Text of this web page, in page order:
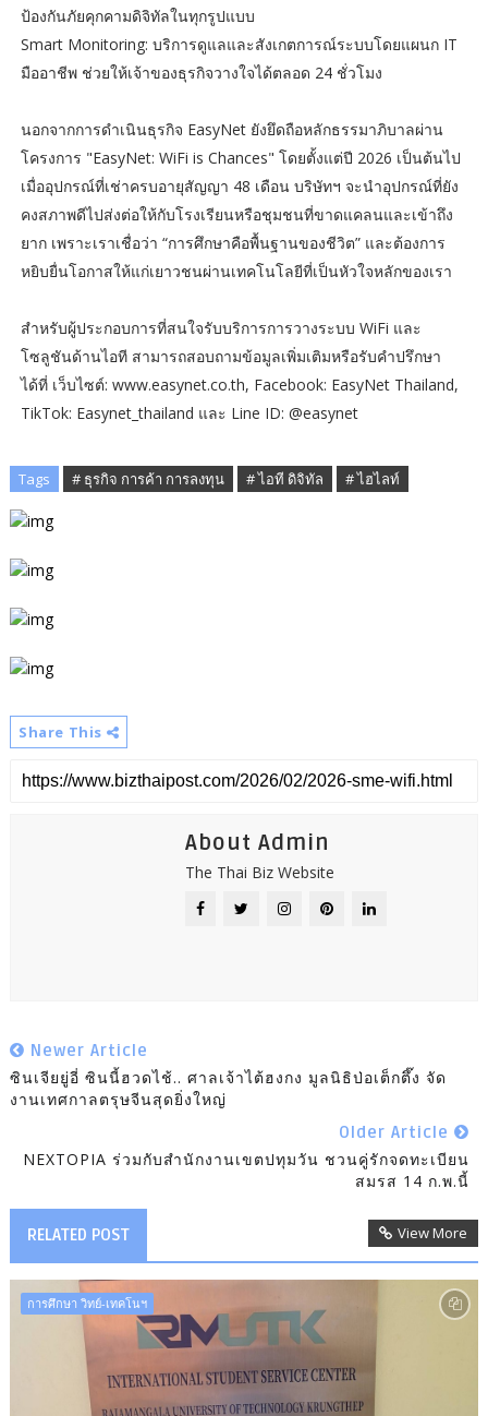
ป้องกันภัยคุกคามดิจิทัลในทุกรูปแบบ
Smart Monitoring: บริการดูแลและสังเกตการณ์ระบบโดยแผนก IT
มืออาชีพ ช่วยให้เจ้าของธุรกิจวางใจได้ตลอด 24 ชั่วโมง
นอกจากการดำเนินธุรกิจ EasyNet ยังยึดถือหลักธรรมาภิบาลผ่าน
โครงการ "EasyNet: WiFi is Chances" โดยตั้งแต่ปี 2026 เป็นต้นไป
เมื่ออุปกรณ์ที่เช่าครบอายุสัญญา 48 เดือน บริษัทฯ จะนำอุปกรณ์ที่ยัง
คงสภาพดีไปส่งต่อให้กับโรงเรียนหรือชุมชนที่ขาดแคลนและเข้าถึง
ยาก เพราะเราเชื่อว่า “การศึกษาคือพื้นฐานของชีวิต” และต้องการ
หยิบยื่นโอกาสให้แก่เยาวชนผ่านเทคโนโลยีที่เป็นหัวใจหลักของเรา
สำหรับผู้ประกอบการที่สนใจรับบริการการวางระบบ WiFi และ
โซลูชันด้านไอที สามารถสอบถามข้อมูลเพิ่มเติมหรือรับคำปรึกษา
ได้ที่ เว็บไซต์: www.easynet.co.th, Facebook: EasyNet Thailand,
TikTok: Easynet_thailand และ Line ID: @easynet
Tags # ธุรกิจ การค้า การลงทุน # ไอที ดิจิทัล # ไฮไลท์
Share This
About Admin
The Thai Biz Website
Newer Article
ซินเจียยู่อี่ ซินนี้ฮวดไช้.. ศาลเจ้าไต้ฮงกง มูลนิธิป่อเต็กตึ๊ง จัด
งานเทศกาลตรุษจีนสุดยิ่งใหญ่
Older Article
NEXTOPIA ร่วมกับสำนักงานเขตปทุมวัน ชวนคู่รักจดทะเบียน
สมรส 14 ก.พ.นี้
RELATED POST View More
การศึกษา วิทย์-เทคโนฯ